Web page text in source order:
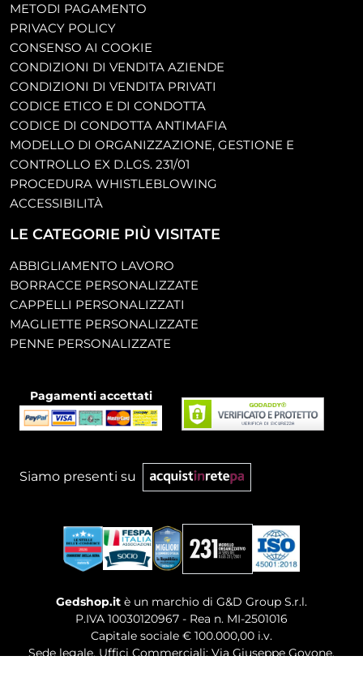
METODI PAGAMENTO
PRIVACY POLICY
CONSENSO AI COOKIE
CONDIZIONI DI VENDITA AZIENDE
CONDIZIONI DI VENDITA PRIVATI
CODICE ETICO E DI CONDOTTA
CODICE DI CONDOTTA ANTIMAFIA
MODELLO DI ORGANIZZAZIONE, GESTIONE E
CONTROLLO EX D.LGS. 231/01
PROCEDURA WHISTLEBLOWING
ACCESSIBILITÀ
LE CATEGORIE PIÙ VISITATE
ABBIGLIAMENTO LAVORO
BORRACCE PERSONALIZZATE
CAPPELLI PERSONALIZZATI
MAGLIETTE PERSONALIZZATE
PENNE PERSONALIZZATE
Pagamenti accettati
Siamo presenti su
Gedshop.it è un marchio di G&D Group S.r.l.
P.IVA 10030120967 - Rea n. MI-2501016
Capitale sociale € 100.000,00 i.v.
Sede legale, Uffici Commerciali: Via Giuseppe Govone,